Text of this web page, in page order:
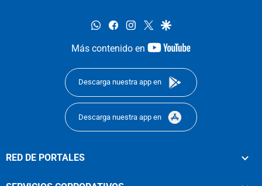
whatsappfacebookinstagram
twittergoogle
Más contenido en
youtube-
Descarga nuestra app en
Descarga nuestra app en
RED DE PORTALES